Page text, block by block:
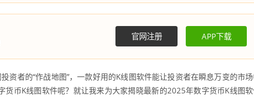
官网注册 APP下载
资者的“作战地图”，一款好用的K线图软件能让投资者在瞬息万变的市
货币K线图软件呢？就让我来为大家揭晓最新的2025年数字货币K线图